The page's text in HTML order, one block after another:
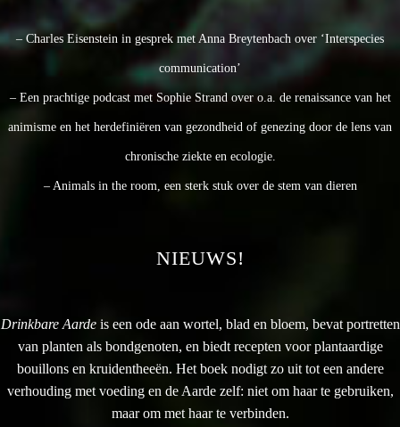
– Charles Eisenstein in gesprek met Anna Breytenbach over ‘Interspecies
communication’
– Een prachtige podcast met Sophie Strand over o.a. de renaissance van het
animisme en het herdefiniëren van gezondheid of genezing door de lens van
chronische ziekte en ecologie.
– Animals in the room, een sterk stuk over de stem van dieren
NIEUWS!
Drinkbare Aarde is een ode aan wortel, blad en bloem, bevat portretten
van planten als bondgenoten, en biedt recepten voor plantaardige
bouillons en kruidentheeën. Het boek nodigt zo uit tot een andere
verhouding met voeding en de Aarde zelf: niet om haar te gebruiken,
maar om met haar te verbinden.